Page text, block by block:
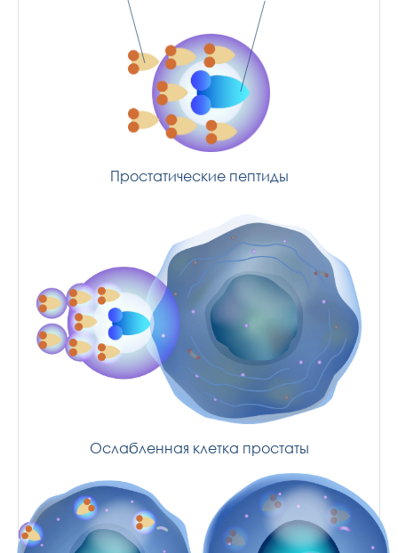
Простатические пептиды
Ослабленная клетка простаты